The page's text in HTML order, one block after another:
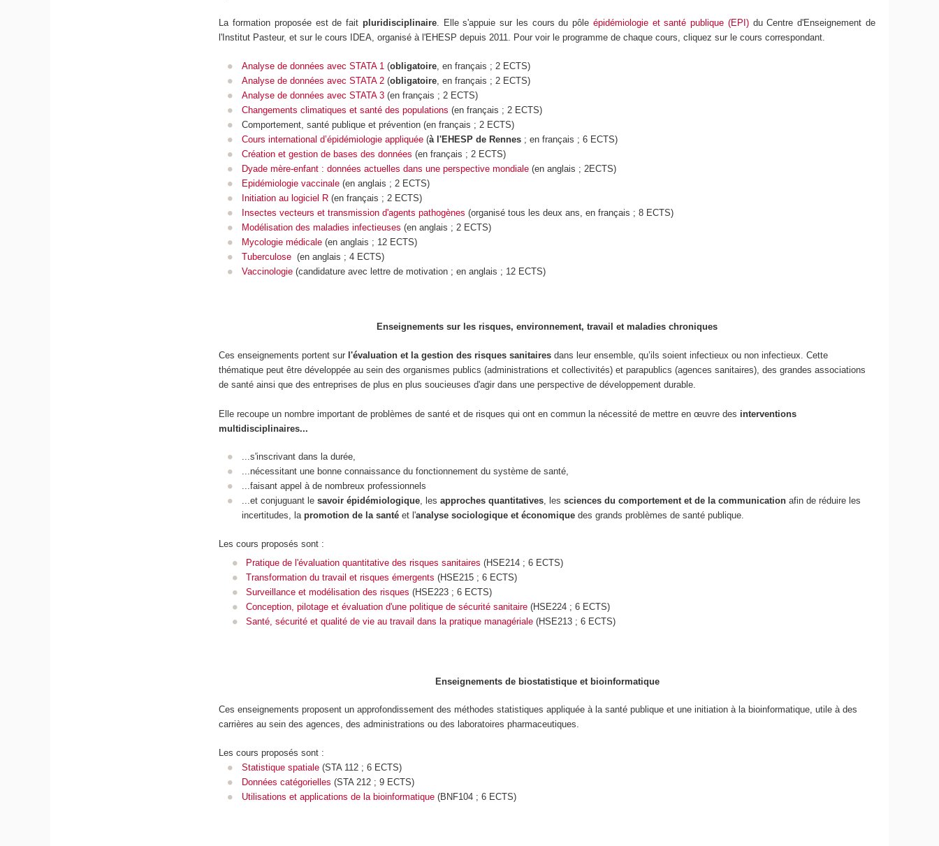
La formation proposée est de fait pluridisciplinaire. Elle s'appuie sur les cours du pôle épidémiologie et santé publique (EPI)du Centre d'Enseignement de
l'Institut Pasteur, et sur le cours IDEA, organisé à l'EHESP depuis 2011. Pour voir le programme de chaque cours, cliquez sur le cours correspondant.
Analyse de données avec STATA 1 (obligatoire, en français ; 2 ECTS)
Analyse de données avec STATA 2(obligatoire, en français ; 2 ECTS)
Analyse de données avec STATA 3(en français ; 2 ECTS)
Changements climatiques et santé des populations (en français ; 2 ECTS)
Comportement, santé publique et prévention (en français ; 2 ECTS)
Cours international d’épidémiologie appliquée(à l'EHESP de Rennes; en français ; 6 ECTS)
Création et gestion de bases des données (en français ; 2 ECTS)
Dyade mère-enfant : données actuelles dans une perspective mondiale(en anglais ; 2ECTS)
Epidémiologie vaccinale(en anglais ; 2 ECTS)
Initiation au logiciel R (en français ; 2 ECTS)
Insectes vecteurs et transmission d'agents pathogènes (organisé tous les deux ans, en français ; 8 ECTS)
Modélisation des maladies infectieuses (en anglais ; 2 ECTS)
Mycologie médicale (en anglais ; 12 ECTS)
Tuberculose (en anglais ; 4 ECTS)
Vaccinologie (candidature avec lettre de motivation ; en anglais ; 12 ECTS)
Enseignements sur les risques, environnement, travail et maladies chroniques
Ces enseignements portent sur l'évaluation et la gestion des risques sanitaires dans leur ensemble, qu’ils soient infectieux ou non infectieux. Cette
thématique peut être développée au sein des organismes publics (administrations et collectivités) et parapublics (agences sanitaires), des grandes associations
de santé ainsi que des entreprises de plus en plus soucieuses d'agir dans une perspective de développement durable.
Elle recoupe un nombre important de problèmes de santé et de risques qui ont en commun la nécessité de mettre en œuvre des interventions
multidisciplinaires...
...s'inscrivant dans la durée,
...nécessitant une bonne connaissance du fonctionnement du système de santé,
...faisant appel à de nombreux professionnels
...et conjuguant le savoir épidémiologique, les approches quantitatives, les sciences du comportement et de la communicationafin de réduire les
incertitudes, la promotion de la santéet l'analyse sociologique et économiquedes grands problèmes de santé publique.
Les cours proposés sont :
Pratique de l'évaluation quantitative des risques sanitaires (HSE214 ; 6 ECTS)
Transformation du travail et risques émergents (HSE215 ; 6 ECTS)
Surveillance et modélisation des risques (HSE223 ; 6 ECTS)
Conception, pilotage et évaluation d'une politique de sécurité sanitaire (HSE224 ; 6 ECTS)
Santé, sécurité et qualité de vie au travail dans la pratique managériale (HSE213 ; 6 ECTS)
Enseignements de biostatistique et bioinformatique
Ces enseignements proposent un approfondissement des méthodes statistiques appliquée à la santé publique et une initiation à la bioinformatique, utile à des
carrières au sein des agences, des administrations ou des laboratoires pharmaceutiques.
Les cours proposés sont :
Statistique spatiale(STA 112 ; 6 ECTS)
Données catégorielles (STA 212 ; 9 ECTS)
Utilisations et applications de la bioinformatique(BNF104 ; 6 ECTS)